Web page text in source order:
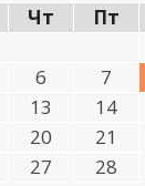
Чт Пт
6 7
13 14
20 21
27 28